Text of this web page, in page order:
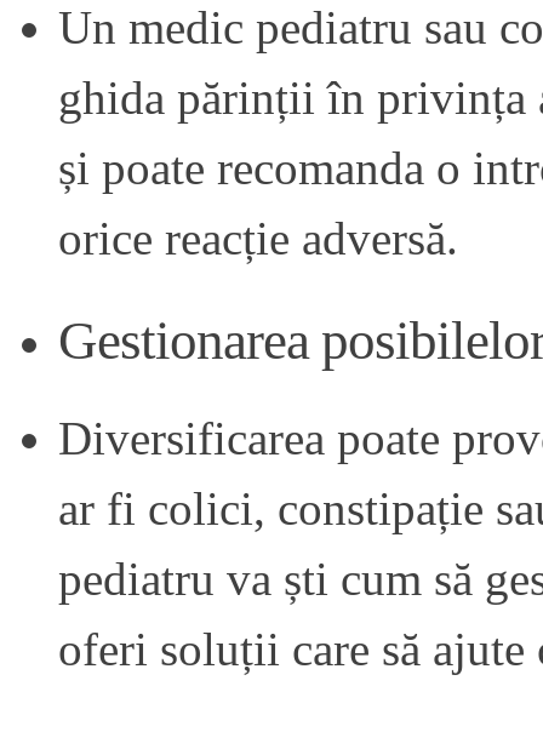
Un medic pediatru sau
ghida părinții în privința
și poate recomanda o
orice reacție adversă.
Gestionarea
Diversificarea poate
ar fi colici, constipație
pediatru va ști cum să
oferi soluții care să ajute